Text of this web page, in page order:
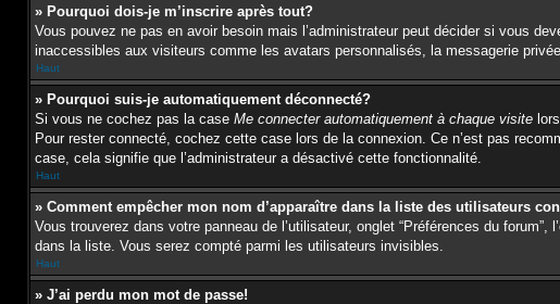
» Pourquoi dois-je m’inscrire après tout?
Vous pouvez ne pas en avoir besoin mais l’administrateur peut décider si vous
inaccessibles aux visiteurs comme les avatars personnalisés, la messagerie
Haut
» Pourquoi suis-je automatiquement déconnecté?
Si vous ne cochez pas la case Me connecter automatiquement à chaque visite
Pour rester connecté, cochez cette case lors de la connexion. Ce n’est pas
case, cela signifie que l’administrateur a désactivé cette fonctionnalité.
Haut
» Comment empêcher mon nom d’apparaître dans la liste des utilisateurs
Vous trouverez dans votre panneau de l’utilisateur, onglet “Préférences du forum”,
dans la liste. Vous serez compté parmi les utilisateurs invisibles.
Haut
» J’ai perdu mon mot de passe!